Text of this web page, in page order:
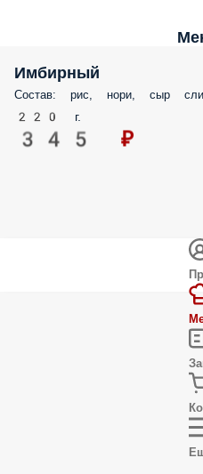
Имбирный
Состав: рис, нори, сыр
220 г.
345 ₽